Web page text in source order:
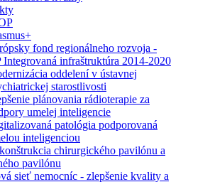
fond regionálneho rozvoja -
Integrovaná infraštruktúra 2014-2020
oddelení v ústavnej
starostlivosti
plánovania rádioterapie za
umelej inteligencie
patológia podporovaná
inteligenciou
chirurgického pavilónu a
pavilónu
sieť nemocníc - zlepšenie kvality a